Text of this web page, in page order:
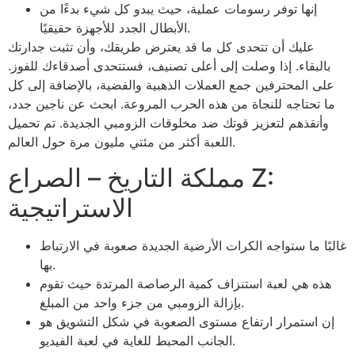
إنها توفر رسومات عملية، حيث يبدو كل شيء بدءًا من
الأبطال الجدد للأجهزة حقيقيًا.
عليك أن تتحدى كل ما قد يعترض طريقك، وأن تثبت جدارتك
بالبقاء. إذا وصلت إلى أعلى تصنيف، فستتحدى أصدقاءك للفوز.
على المحترفين جمع العملات الذهبية والفضية، بالإضافة إلى كل
ما تحتاجه للنجاة من هذه الحرب المروعة. ابحث عن ناجين جدد،
وأنقذهم لتعزيز قوتك ضد مخلوقات الزومبي الجديدة. تم تحميل
اللعبة أكثر من مئتي مليون مرة حول العالم.
مملكة التاريخ – الصراع Z:
الاستراتيجية
غالبًا ما ستواجه الكرات الأرضية الجديدة صعوبة في الارتباط
بها.
هذه هي لعبة استنزاف كمية الرصاصة المرتدة حيث تقوم
بإزالة الزومبي من جزء واحد من المبلغ.
إن استمرار ارتفاع مستوى الصعوبة في شكل التشويق هو
الجانب المحبط للغاية في لعبة الفيديو.